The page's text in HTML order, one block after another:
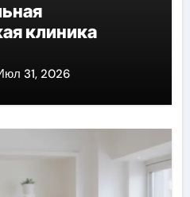
клиника
31, 2026